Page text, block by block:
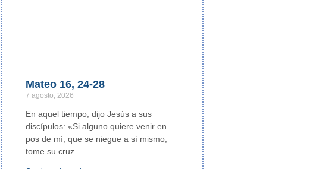
Mateo 16, 24-28
7 agosto, 2026
En aquel tiempo, dijo Jesús a sus
discípulos: «Si alguno quiere venir en
pos de mí, que se niegue a sí mismo,
tome su cruz